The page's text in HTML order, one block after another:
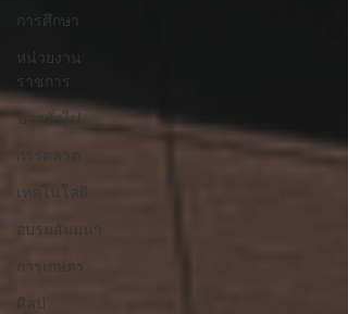
การศึกษา
หน่วยงาน
ราชการ
ข่าวทั่วไป
การตลาด
เทคโนโลยี
อบรมสัมมนา
การเกษตร
ศิลป